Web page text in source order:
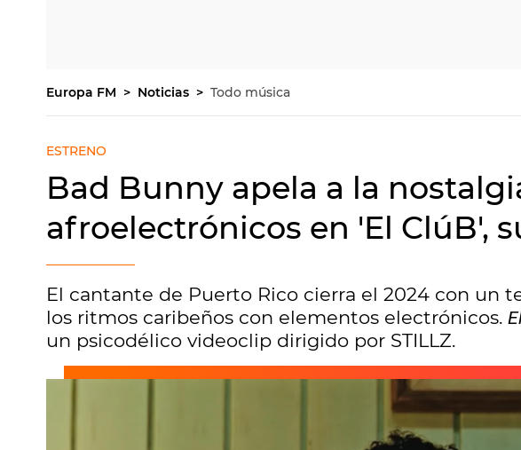
Europa FM Noticias Todo música
ESTRENO
Bad Bunny apela a la
afroelectrónicos en 'El ClúB',
El cantante de Puerto Rico cierra el 2024 con un
los ritmos caribeños con elementos electrónicos.
un psicodélico videoclip dirigido por STILLZ.